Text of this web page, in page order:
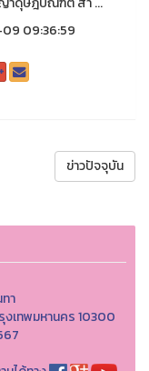
09:36:59
ข่าวปัจจุบัน
า
เทพมหานคร 10300